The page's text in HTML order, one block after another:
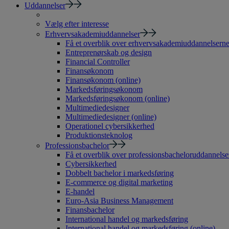
Uddannelser
Vælg efter interesse
Erhvervsakademiuddannelser
Få et overblik over erhvervsakademiuddannelserne
Entreprenørskab og design
Financial Controller
Finansøkonom
Finansøkonom (online)
Markedsføringsøkonom
Markedsføringsøkonom (online)
Multimediedesigner
Multimediedesigner (online)
Operationel cybersikkerhed
Produktionsteknolog
Professionsbachelor
Få et overblik over
Cybersikkerhed
Dobbelt bachelor i markedsføring
E-commerce og digital marketing
E-handel
Euro-Asia Business Management
Finansbachelor
International handel og markedsføring